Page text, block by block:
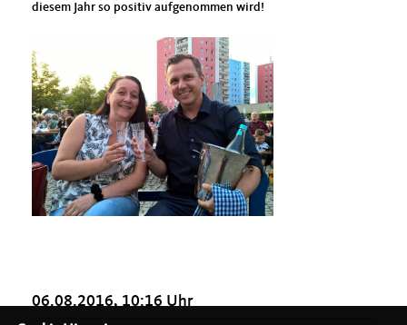
diesem Jahr so positiv aufgenommen wird!
06.08.2016, 10:16 Uhr